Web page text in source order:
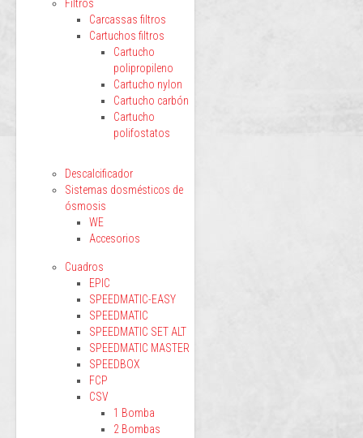
Filtros
Carcassas filtros
Cartuchos filtros
Cartucho
polipropileno
Cartucho nylon
Cartucho carbón
Cartucho
polifostatos
Descalcificador
Sistemas dosmésticos de
ósmosis
WE
Accesorios
Cuadros
EPIC
SPEEDMATIC-EASY
SPEEDMATIC
SPEEDMATIC SET ALT
SPEEDMATIC MASTER
SPEEDBOX
FCP
CSV
1 Bomba
2 Bombas